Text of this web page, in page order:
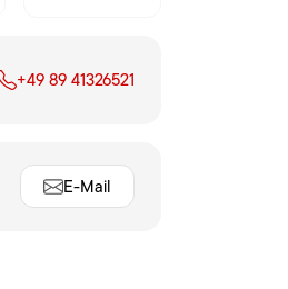
+49 89 41326521
E-Mail